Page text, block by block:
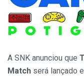
A SNK anunciou que
Match será lançado